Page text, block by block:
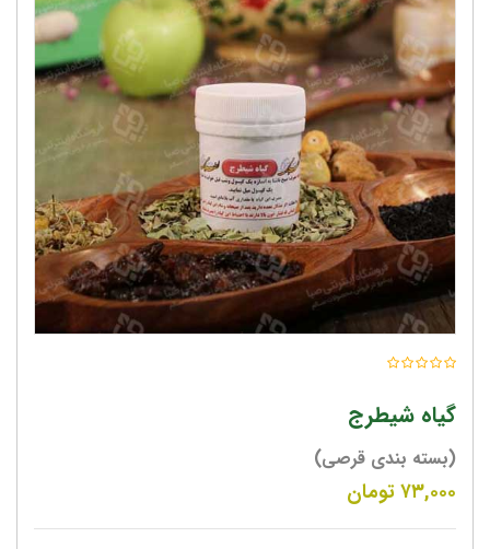
گیاه شیطرج
(بسته بندی قرصی)
۷۳,۰۰۰تومان